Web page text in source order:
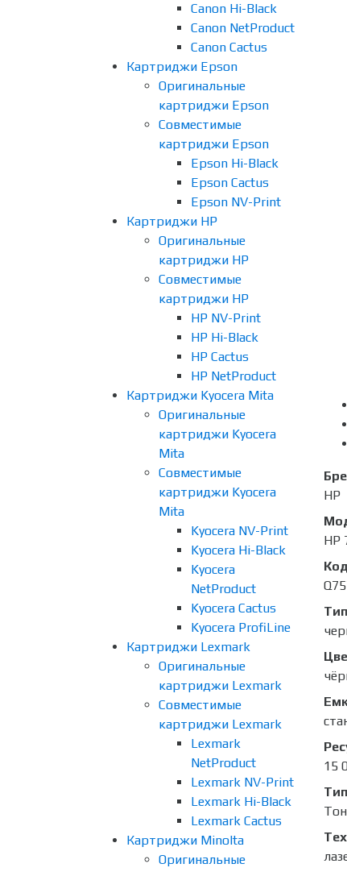
Canon Hi-Black
Canon NetProduct
Canon Cactus
Картриджи Epson
Оригинальные
картриджи Epson
Совместимые
картриджи Epson
Epson Hi-Black
Epson Cactus
Epson NV-Print
Картриджи HP
Оригинальные
картриджи HP
Совместимые
картриджи HP
HP NV-Print
HP Hi-Black
HP Cactus
HP NetProduct
Картриджи Kyocera Mita
Оригинальные
картриджи Kyocera
Mita
Совместимые
картриджи Kyocera
Mita
Kyocera NV-Print
Kyocera Hi-Black
Kyocera
NetProduct
Kyocera Cactus
Kyocera ProfiLine
Картриджи Lexmark
Оригинальные
картриджи Lexmark
Совместимые
картриджи Lexmark
Lexmark
NetProduct
Lexmark NV-Print
Lexmark Hi-Black
Lexmark Cactus
Картриджи Minolta
Оригинальные
HP
HP
15
Тип